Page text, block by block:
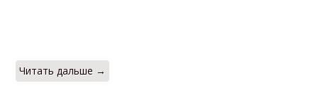
Читать дальше →